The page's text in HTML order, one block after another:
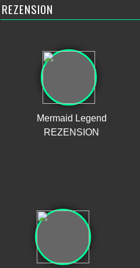
REZENSION
Mermaid Legend
REZENSION